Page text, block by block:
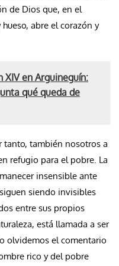
de Dios que, en el
abre el corazón y
XIV en Arguineguín:
qué queda de
tanto, también nosotros a
refugio para el pobre. La
insensible ante
siendo invisibles
entre sus propios
está llamada a ser
olvidemos el comentario
rico y del pobre